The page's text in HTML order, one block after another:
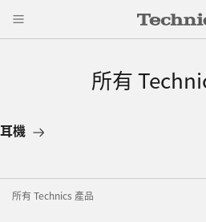
所有
耳機
所有 Technics 產品